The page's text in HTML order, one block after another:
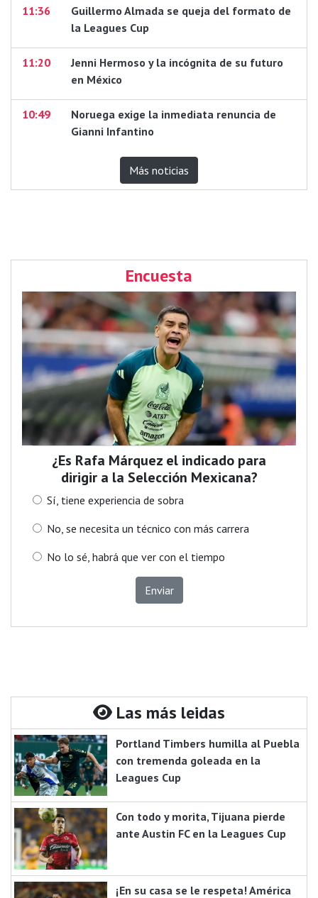
11:36
Guillermo Almada se queja del formato de
la Leagues Cup
11:20
Jenni Hermoso y la incógnita de su futuro
en México
10:49
Noruega exige la inmediata renuncia de
Gianni Infantino
Más noticias
Encuesta
¿Es Rafa Márquez el indicado para
dirigir a la Selección Mexicana?
Sí, tiene experiencia de sobra
No, se necesita un técnico con más carrera
No lo sé, habrá que ver con el tiempo
Enviar
Las más leidas
Portland Timbers humilla al Puebla
con tremenda goleada en la
Leagues Cup
Con todo y morita, Tijuana pierde
ante Austin FC en la Leagues Cup
¡En su casa se le respeta! América